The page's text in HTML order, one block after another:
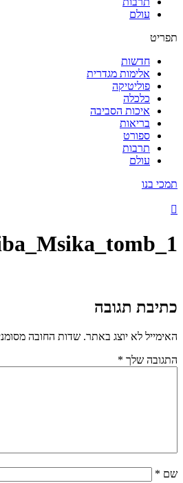
עולם
תפריט
חדשות
אלימות מגדרית
פוליטיקה
כלכלה
איכות הסביבה
בריאות
ספורט
תרבות
עולם
תמכי בנו
כתיבת תגובה
האימייל לא יוצג באתר. שדות החובה
התגובה שלך *
שם *